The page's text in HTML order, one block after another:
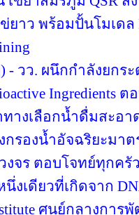
าว พร้อมปั้นโมเดล
- วว. ผนึกกำลังยกร
Ingredients
ทางเลือกน้ำดื่มสะอ
กรองน้ำอัจฉริยะมา
งจร ตอบโจทย์ทุกครั
นึ่งเดียวที่เกิดจาก
ศูนย์กลางกา